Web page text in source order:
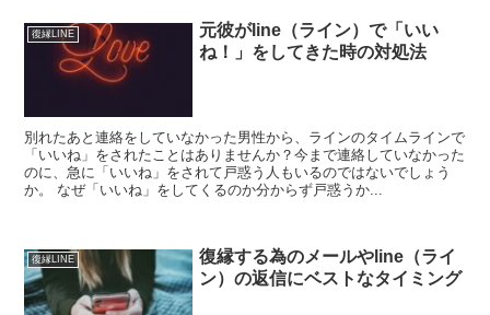
復縁LINE
元彼がline（ライン）で「いい
ね！」をしてきた時の対処法
別れたあと連絡をしていなかった男性から、ラインのタイムラインで
「いいね」をされたことはありませんか？今まで連絡していなかった
のに、急に「いいね」をされて戸惑う人もいるのではないでしょう
か。 なぜ「いいね」をしてくるのか分からず戸惑うか...
復縁LINE
復縁する為のメールやline（ライ
ン）の返信にベストなタイミング